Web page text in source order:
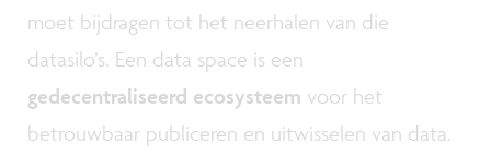
moet bijdragen tot het neerhalen van die
datasilo’s. Een data space is een
gedecentraliseerd ecosysteem voor het
betrouwbaar publiceren en uitwisselen van data.